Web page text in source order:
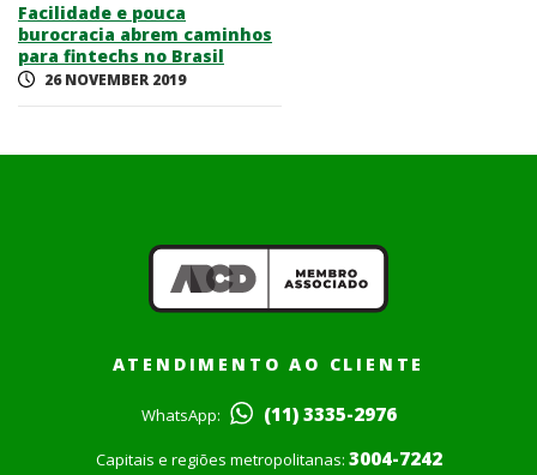
Facilidade e pouca
burocracia abrem caminhos
para fintechs no Brasil
26 NOVEMBER 2019
ATENDIMENTO AO CLIENTE
WhatsApp: (11) 3335-2976
Capitais e regiões metropolitanas: 3004-7242